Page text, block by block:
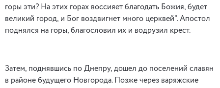
горы эти? На этих горах воссияет благодать Божия, будет
великий город, и Бог воздвигнет много церквей”. Апостол
поднялся на горы, благословил их и водрузил крест.
Затем, поднявшись по Днепру, дошел до поселений славян
в районе будущего Новгорода. Позже через варяжские